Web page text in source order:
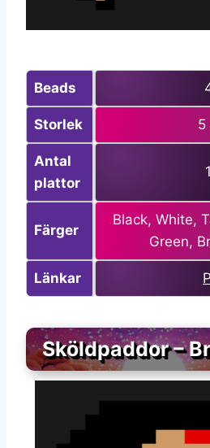
Beads
Storlek 5
Antal
plattor
Färger
Black, White,
Green,
Länkar
Sköldpaddor –